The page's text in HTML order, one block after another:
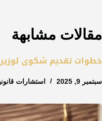
مقالات مشابهة
خطوات تقديم شكوى لوزير
سبتمبر 9, 2025 استشارات